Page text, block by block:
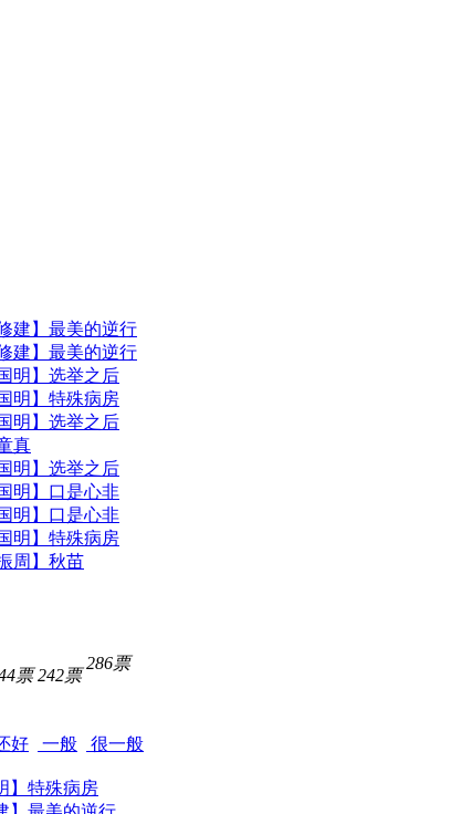
建】最美的逆行
建】最美的逆行
明】选举之后
明】特殊病房
明】选举之后
真
明】选举之后
明】口是心非
明】口是心非
明】特殊病房
周】秋苗
票
好
242票
一般
286票
很一般
】特殊病房